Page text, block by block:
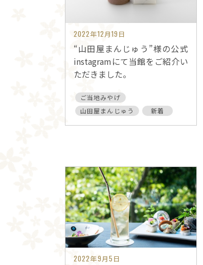
2022年12月19日
“山田屋まんじゅう”様の公式
instagramにて当館をご紹介い
ただきました。
ご当地みやげ
山田屋まんじゅう
新着
2022年9月5日